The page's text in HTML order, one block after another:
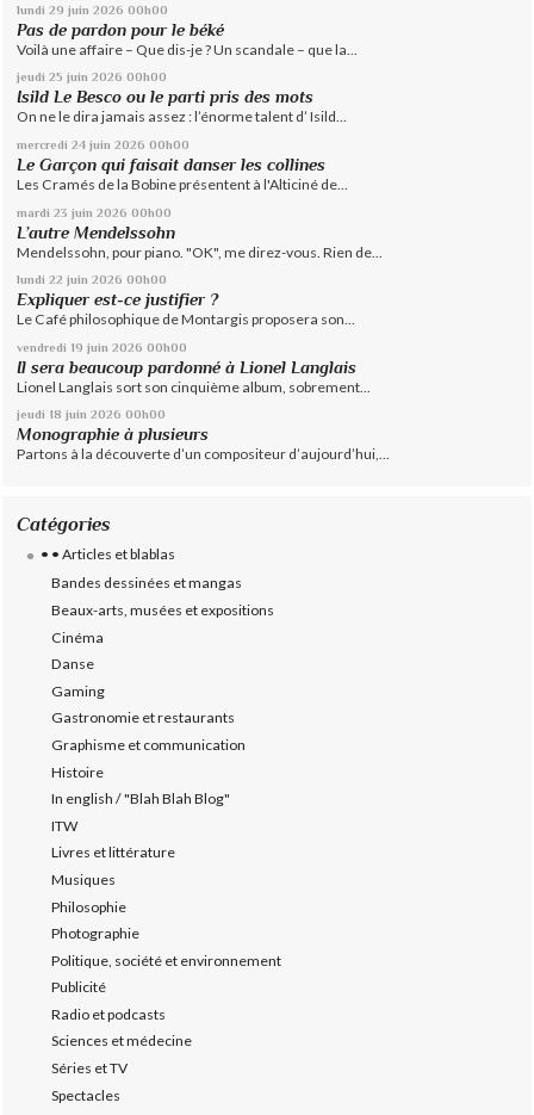
lundi 29 juin 2026 00h00
Pas de pardon pour le béké
Voilà une affaire – Que dis-je ? Un scandale – que la...
jeudi 25 juin 2026 00h00
Isild Le Besco ou le parti pris des mots
On ne le dira jamais assez : l’énorme talent d’ Isild...
mercredi 24 juin 2026 00h00
Le Garçon qui faisait danser les collines
Les Cramés de la Bobine présentent à l'Alticiné de...
mardi 23 juin 2026 00h00
L’autre Mendelssohn
Mendelssohn, pour piano. "OK", me direz-vous. Rien de...
lundi 22 juin 2026 00h00
Expliquer est-ce justifier ?
Le Café philosophique de Montargis proposera son...
vendredi 19 juin 2026 00h00
Il sera beaucoup pardonné à Lionel Langlais
Lionel Langlais sort son cinquième album, sobrement...
jeudi 18 juin 2026 00h00
Monographie à plusieurs
Partons à la découverte d’un compositeur d’aujourd’hui,...
Catégories
• • Articles et blablas
Bandes dessinées et mangas
Beaux-arts, musées et expositions
Cinéma
Danse
Gaming
Gastronomie et restaurants
Graphisme et communication
Histoire
In english / "Blah Blah Blog"
ITW
Livres et littérature
Musiques
Philosophie
Photographie
Politique, société et environnement
Publicité
Radio et podcasts
Sciences et médecine
Séries et TV
Spectacles